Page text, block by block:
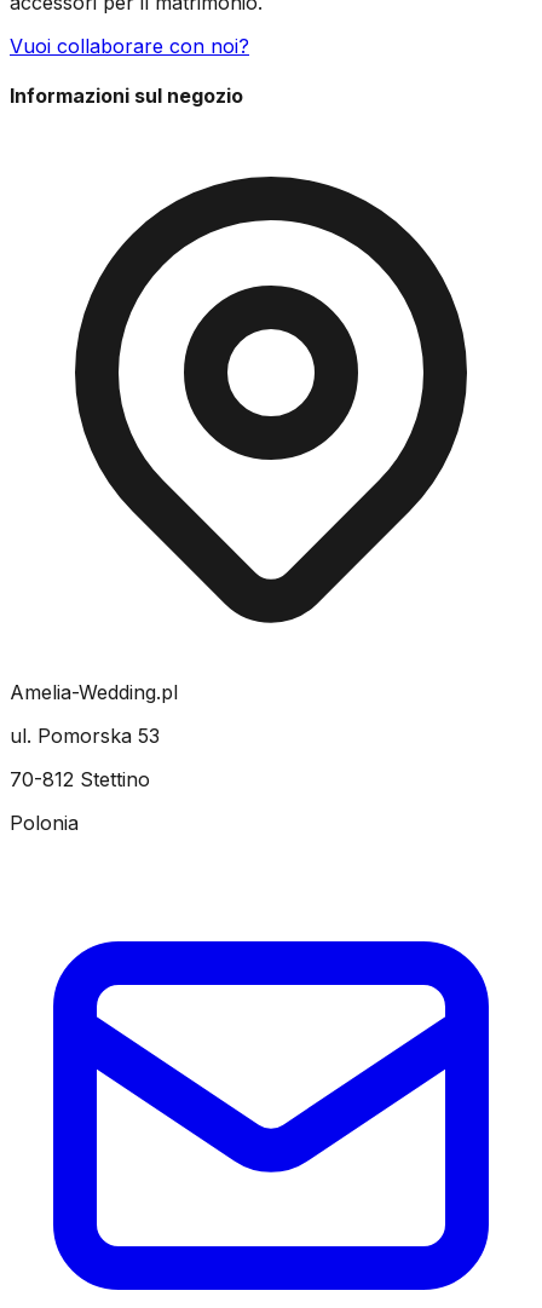
Vuoi collaborare con noi?
Informazioni sul negozio
Amelia-Wedding.pl
ul. Pomorska 53
70-812 Stettino
Polonia